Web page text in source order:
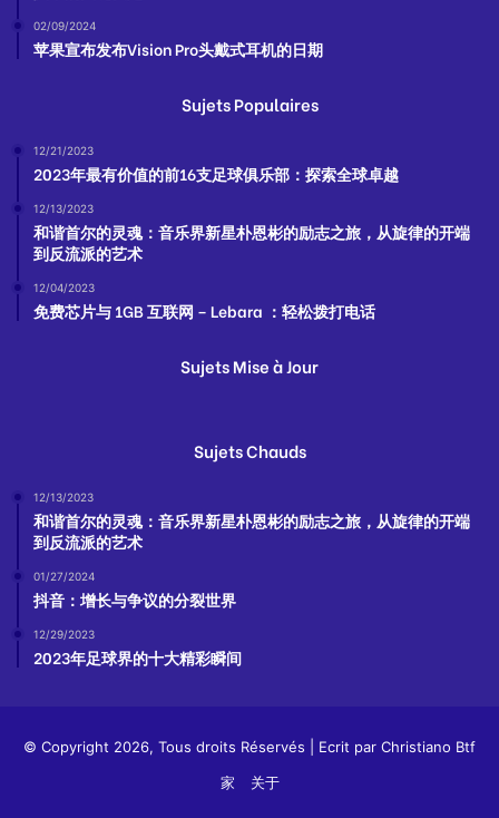
02/09/2024
苹果宣布发布Vision Pro头戴式耳机的日期
Sujets Populaires
12/21/2023
2023年最有价值的前16支足球俱乐部：探索全球卓越
12/13/2023
和谐首尔的灵魂：音乐界新星朴恩彬的励志之旅，从旋律的开端
到反流派的艺术
12/04/2023
免费芯片与 1GB 互联网 – Lebara ：轻松拨打电话
Sujets Mise à Jour
Sujets Chauds
12/13/2023
和谐首尔的灵魂：音乐界新星朴恩彬的励志之旅，从旋律的开端
到反流派的艺术
01/27/2024
抖音：增长与争议的分裂世界
12/29/2023
2023年足球界的十大精彩瞬间
© Copyright 2026, Tous droits Réservés | Ecrit par Christiano Btf
家
关于